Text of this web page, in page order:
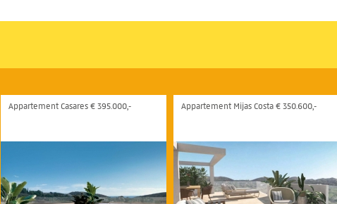
Appartement Casares € 395.000,- Appartement Mijas Costa € 350.600,-